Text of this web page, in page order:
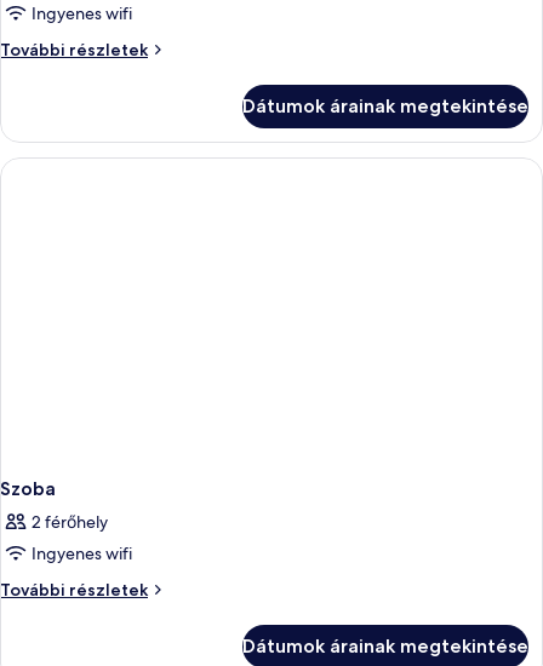
Ingyenes wifi
További részletek
Szoba
Dátumok árainak megtekintése
Szoba
2 férőhely
Ingyenes wifi
További részletek
Szoba
Dátumok árainak megtekintése